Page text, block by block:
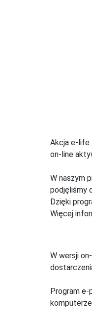
Akcja e-life
on-line
W naszym
podjęliśmy
Dzięki
Więcej
W wersji
Program